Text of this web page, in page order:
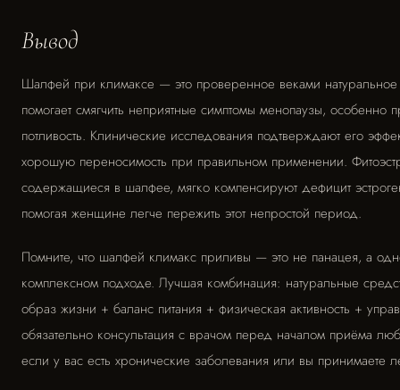
Вывод
Шалфей при климаксе — это проверенное веками натуральное
помогает смягчить неприятные симптомы менопаузы, особенно
потливость. Клинические исследования подтверждают его
хорошую переносимость при правильном применении.
содержащиеся в шалфее, мягко компенсируют дефицит
помогая женщине легче пережить этот непростой период.
Помните, что шалфей климакс приливы — это не панацея, а
комплексном подходе. Лучшая комбинация: натуральные
образ жизни + баланс питания + физическая активность +
обязательно консультация с врачом перед началом приёма
если у вас есть хронические заболевания или вы принимаете